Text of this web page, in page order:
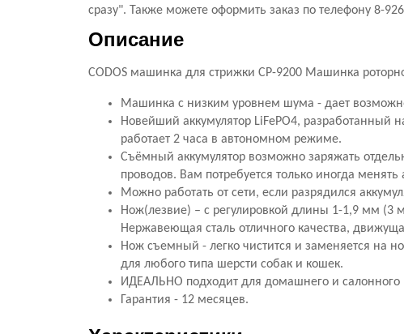
сразу". Также можете оформить заказ по телефону 8-
Описание
CODOS машинка для стрижки CP-9200 Машинка
Машинка с низким уровнем шума - дает
Новейший аккумулятор LiFePO4, разработанный
работает 2 часа в автономном режиме.
Съёмный аккумулятор возможно заряжать
проводов. Вам потребуется только иногда
Можно работать от сети, если разрядился
Нож(лезвие) – с регулировкой длины 1-1,9 мм
Нержавеющая сталь отличного качества,
Нож съемный - легко чистится и заменяется на
для любого типа шерсти собак и кошек.
ИДЕАЛЬНО подходит для домашнего и салонного
Гарантия - 12 месяцев.